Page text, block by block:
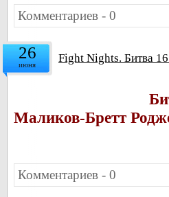
Комментариев - 0
26
июня Fight Nights. Битва
Маликов-Бретт
Комментариев - 0